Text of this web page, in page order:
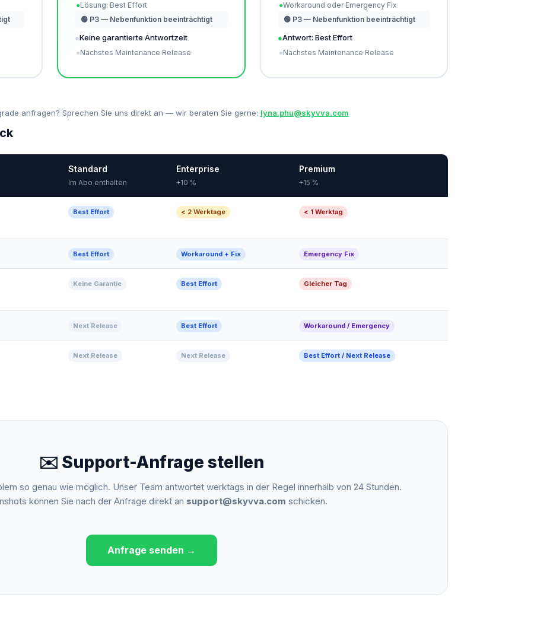
●Lösung: Best Effort
🟢 P3 — Nebenfunktion beeinträchtigt
●Keine garantierte Antwortzeit
●Nächstes Maintenance Release
●Workaround oder Emergency Fix
🟢 P3 — Nebenfunktion beeinträchtigt
●Antwort: Best Effort
●Nächstes Maintenance Release
anfragen? Sprechen Sie uns direkt an — wir beraten Sie gerne: lyna.phu@skyvva.com
Standard
Im Abo enthalten
Enterprise
+10 %
Premium
+15 %
Best Effort < 2 Werktage < 1 Werktag
Best Effort Workaround + Fix Emergency Fix
Keine Garantie Best Effort Gleicher Tag
Next Release Best Effort Workaround / Emergency
Next Release Next Release Best Effort / Next Release
✉️ Support-Anfrage stellen
so genau wie möglich. Unser Team antwortet werktags in der Regel innerhalb von 24 Stunden.
können Sie nach der Anfrage direkt an support@skyvva.com schicken.
Anfrage senden →